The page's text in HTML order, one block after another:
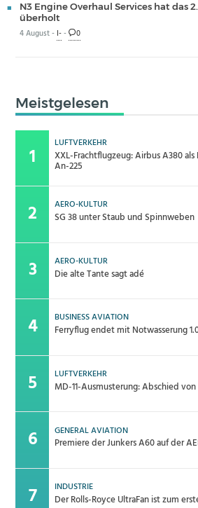
N3 Engine Overhaul Services hat das
überholt
4 August - I-- 0
Meistgelesen
LUFTVERKEHR
XXL-Frachtflugzeug: Airbus A380
An-225
AERO-KULTUR
SG 38 unter Staub und Spinnweben
AERO-KULTUR
Die alte Tante sagt adé
BUSINESS AVIATION
Ferryflug endet mit Notwasserung
LUFTVERKEHR
MD-11-Ausmusterung: Abschied
GENERAL AVIATION
Premiere der Junkers A60 auf der
INDUSTRIE
Der Rolls-Royce UltraFan ist zum